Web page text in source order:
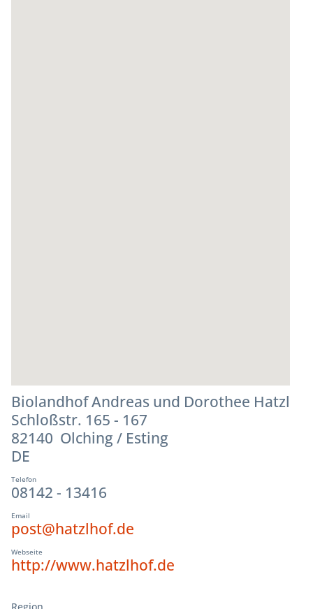
Biolandhof Andreas und Dorothee Hatzl
Schloßstr. 165 - 167
82140 Olching / Esting
DE
Telefon
08142 - 13416
Email
post@hatzlhof.de
Webseite
http://www.hatzlhof.de